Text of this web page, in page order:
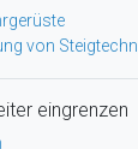
von
eingrenzen